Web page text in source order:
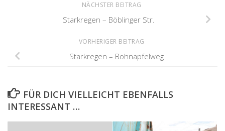
NÄCHSTER BEITRAG
Starkregen – Böblinger Str.
VORHERIGER BEITRAG
Starkregen – Bohnapfelweg
FÜR DICH VIELLEICHT EBENFALLS
INTERESSANT …